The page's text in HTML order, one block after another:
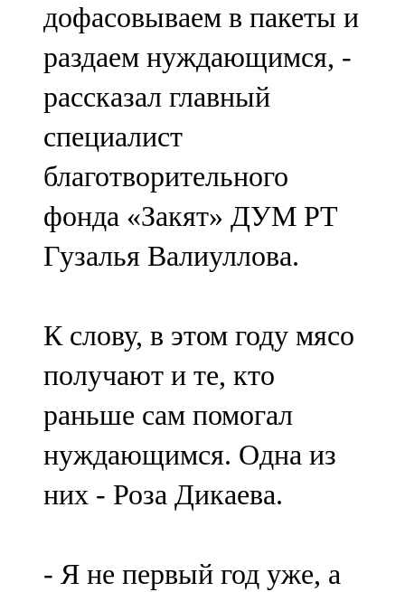
дофасовываем в пакеты и
раздаем нуждающимся, -
рассказал главный
специалист
благотворительного
фонда «Закят» ДУМ РТ
Гузалья Валиуллова.
К слову, в этом году мясо
получают и те, кто
раньше сам помогал
нуждающимся. Одна из
них - Роза Дикаева.
- Я не первый год уже, а